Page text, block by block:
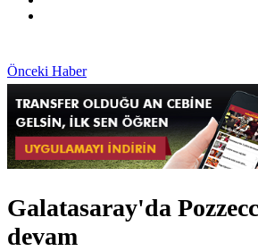
Önceki Haber
Galatasaray'da
devam